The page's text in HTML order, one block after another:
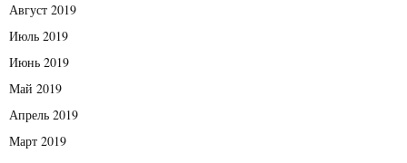
Август 2019
Июль 2019
Июнь 2019
Май 2019
Апрель 2019
Март 2019